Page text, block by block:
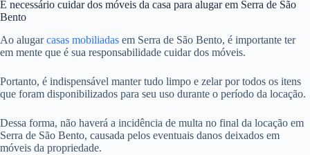
É necessário cuidar dos móveis da casa para alugar em Serra de São
Bento
Ao alugarcasas mobiliadas em Serra de São Bento, é importante ter
em mente que é sua responsabilidade cuidar dos móveis.
Portanto, é indispensável manter tudo limpo e zelar por todos os itens
que foram disponibilizados para seu uso durante o período da locação.
Dessa forma, não haverá a incidência de multa no final da locação em
Serra de São Bento, causada pelos eventuais danos deixados em
móveis da propriedade.